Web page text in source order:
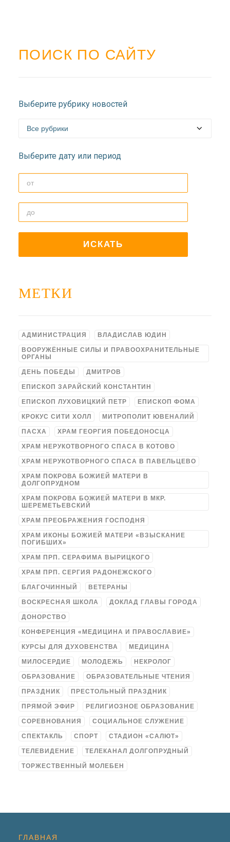
НОВОСТИ
ДОЛГОПРУДНЕНСКОЕ
СЕРГИЕВО-ПОСАДСКОЙ
ПОИСК ПО САЙТУ
Выберите рубрику новостей
Выберите дату или период
МЕТКИ
АДМИНИСТРАЦИЯ ВЛАДИСЛАВ ЮДИН
ВООРУЖЁННЫЕ СИЛЫ И ПРАВООХРАНИТЕЛЬНЫЕ
ОРГАНЫ
ДЕНЬ ПОБЕДЫ ДМИТРОВ
ЕПИСКОП ЗАРАЙСКИЙ КОНСТАНТИН
ЕПИСКОП ЛУХОВИЦКИЙ ПЕТР ЕПИСКОП ФОМА
КРОКУС СИТИ ХОЛЛ МИТРОПОЛИТ ЮВЕНАЛИЙ
ПАСХА ХРАМ ГЕОРГИЯ ПОБЕДОНОСЦА
ХРАМ НЕРУКОТВОРНОГО СПАСА В КОТОВО
ХРАМ НЕРУКОТВОРНОГО СПАСА В ПАВЕЛЬЦЕВО
ХРАМ ПОКРОВА БОЖИЕЙ МАТЕРИ В
ДОЛГОПРУДНОМ
ХРАМ ПОКРОВА БОЖИЕЙ МАТЕРИ В МКР.
ШЕРЕМЕТЬЕВСКИЙ
ХРАМ ПРЕОБРАЖЕНИЯ ГОСПОДНЯ
ХРАМ ИКОНЫ БОЖИЕЙ МАТЕРИ «ВЗЫСКАНИЕ
ПОГИБШИХ»
ХРАМ ПРП. СЕРАФИМА ВЫРИЦКОГО
ХРАМ ПРП. СЕРГИЯ РАДОНЕЖСКОГО
БЛАГОЧИННЫЙ ВЕТЕРАНЫ
ВОСКРЕСНАЯ ШКОЛА ДОКЛАД ГЛАВЫ ГОРОДА
ДОНОРСТВО
КОНФЕРЕНЦИЯ «МЕДИЦИНА И ПРАВОСЛАВИЕ»
КУРСЫ ДЛЯ ДУХОВЕНСТВА МЕДИЦИНА
МИЛОСЕРДИЕ МОЛОДЕЖЬ НЕКРОЛОГ
ОБРАЗОВАНИЕ ОБРАЗОВАТЕЛЬНЫЕ ЧТЕНИЯ
ПРАЗДНИК ПРЕСТОЛЬНЫЙ ПРАЗДНИК
ПРЯМОЙ ЭФИР РЕЛИГИОЗНОЕ ОБРАЗОВАНИЕ
СОРЕВНОВАНИЯ СОЦИАЛЬНОЕ СЛУЖЕНИЕ
СПЕКТАКЛЬ СПОРТ СТАДИОН «САЛЮТ»
ТЕЛЕВИДЕНИЕ ТЕЛЕКАНАЛ ДОЛГОПРУДНЫЙ
ТОРЖЕСТВЕННЫЙ МОЛЕБЕН
ГЛАВНАЯ